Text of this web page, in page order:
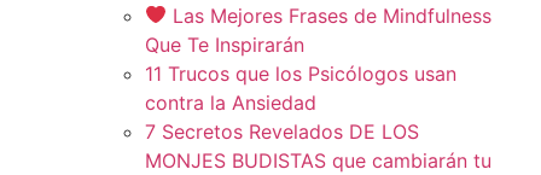
Las Mejores Frases de Mindfulness
Que Te Inspirarán
11 Trucos que los Psicólogos usan
contra la Ansiedad
7 Secretos Revelados DE LOS
MONJES BUDISTAS que cambiarán tu